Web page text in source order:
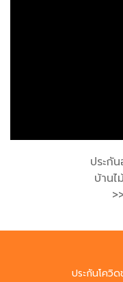
ประกั
บ้าน
ประกันโควิ